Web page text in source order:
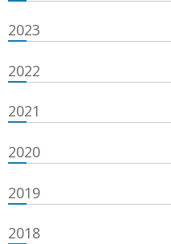
2023
2022
2021
2020
2019
2018